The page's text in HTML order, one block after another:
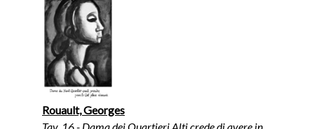
Rouault, Georges
Tav. 16 - Dama dei Quartieri Alti crede di avere in